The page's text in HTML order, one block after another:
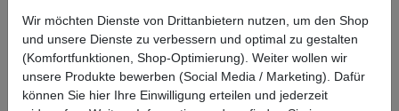
Symbol
Vorteil
Ihre Vorteile bei uns
3M BestPartner Commercial Solutions
Wir möchten Dienste von Drittanbietern nutzen, um den Shop
und unsere Dienste zu verbessern und optimal zu gestalten
(Komfortfunktionen, Shop-Optimierung). Weiter wollen wir
unsere Produkte bewerben (Social Media / Marketing). Dafür
können Sie hier Ihre Einwilligung erteilen und jederzeit